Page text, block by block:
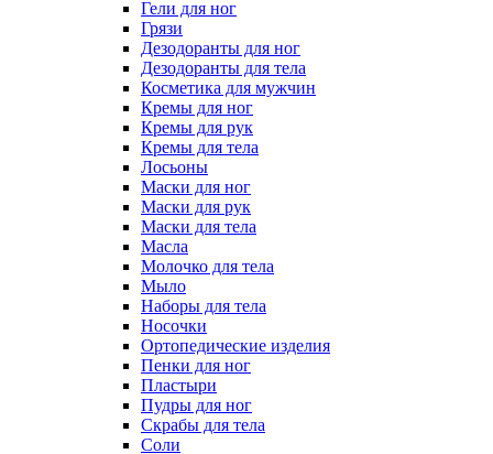
Гели для ног
Грязи
Дезодоранты для ног
Дезодоранты для тела
Косметика для мужчин
Кремы для ног
Кремы для рук
Кремы для тела
Лосьоны
Маски для ног
Маски для рук
Маски для тела
Масла
Молочко для тела
Мыло
Наборы для тела
Носочки
Ортопедические изделия
Пенки для ног
Пластыри
Пудры для ног
Скрабы для тела
Соли